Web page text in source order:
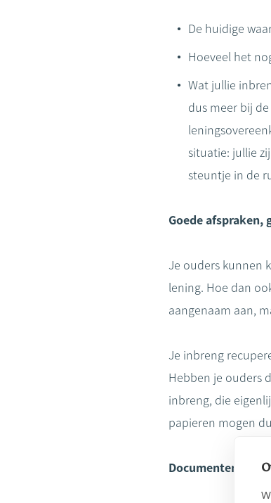
De huidige
Hoeveel het
Wat jullie
dus meer bij
situatie: jullie
steuntje in de
Goede
Je ouders kunnen
lening. Hoe dan
aangenaam aan,
Je inbreng
Hebben je ouders
inbreng, die
papieren mogen
Documenten